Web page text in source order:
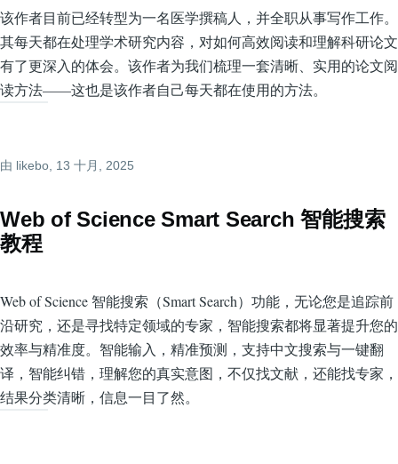
该作者目前已经转型为一名医学撰稿人，并全职从事写作工作。
其每天都在处理学术研究内容，对如何高效阅读和理解科研论文
有了更深入的体会。该作者为我们梳理一套清晰、实用的论文阅
读方法——这也是该作者自己每天都在使用的方法。
由 likebo , 13 十月, 2025
Web of Science Smart Search 智能搜索
教程
Web of Science 智能搜索（Smart Search）功能，无论您是追踪前
沿研究，还是寻找特定领域的专家，智能搜索都将显著提升您的
效率与精准度。智能输入，精准预测，支持中文搜索与一键翻
译，智能纠错，理解您的真实意图，不仅找文献，还能找专家，
结果分类清晰，信息一目了然。